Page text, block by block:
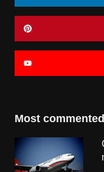
Most commented